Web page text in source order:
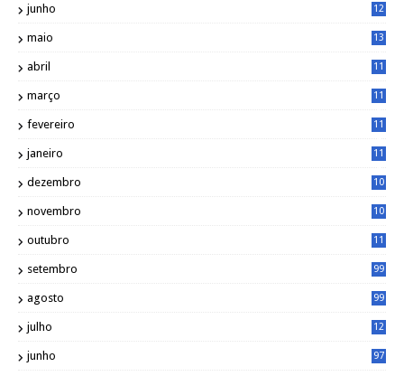
junho
12
maio
13
abril
11
março
11
fevereiro
11
janeiro
11
dezembro
10
novembro
10
outubro
11
setembro 99
agosto 99
julho
12
junho 97